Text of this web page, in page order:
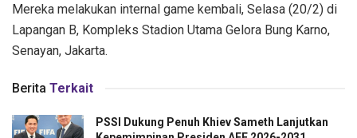
Mereka melakukan internal game kembali, Selasa (20/2) di
Lapangan B, Kompleks Stadion Utama Gelora Bung Karno,
Senayan, Jakarta.
Berita Terkait
PSSI Dukung Penuh Khiev Sameth Lanjutkan